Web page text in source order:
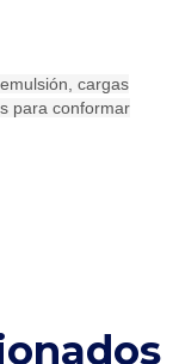
cargas
para conformar